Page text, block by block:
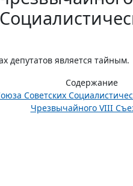
депутатов является тайным.
Содержание
Советских
Чрезвычайного VIII